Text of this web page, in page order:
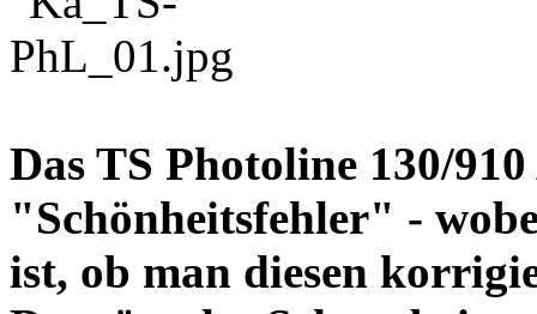
Das TS Photoline 130/
"Schönheitsfehler" -
ist, ob man diesen